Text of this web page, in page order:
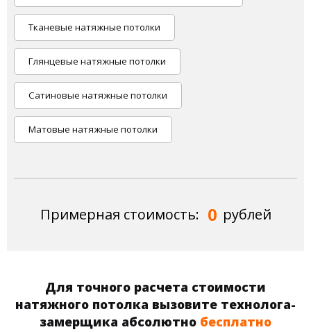
Тканевые натяжные потолки
Глянцевые натяжные потолки
Сатиновые натяжные потолки
Матовые натяжные потолки
Примерная стоимость: 0 рублей
Для точного расчета стоимости
натяжного потолка вызовите технолога-
замерщика абсолютно бесплатно